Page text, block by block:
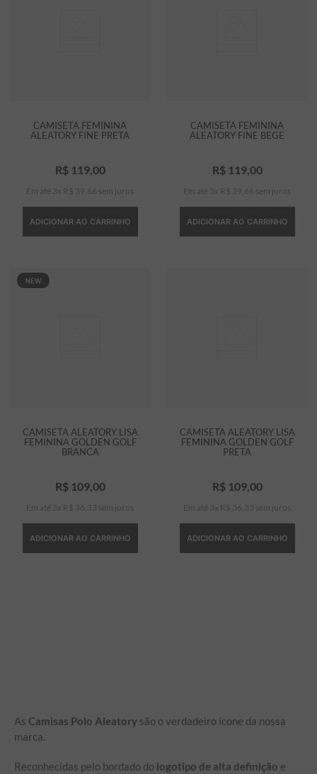
CAMISETA FEMININA
ALEATORY FINE PRETA
R$ 119, 00
Em até 3 x R$ 39 66 sem juros
ADICIONAR AO CARRINHO
CAMISETA FEMININA
ALEATORY FINE BEGE
R$ 119, 00
Em até 3 x R$ 39 66 sem juros
ADICIONAR AO CARRINHO
NEW
CAMISETA ALEATORY LISA
FEMININA GOLDEN GOLF
BRANCA
R$ 109, 00
Em até 3 x R$ 36 33 sem juros
ADICIONAR AO CARRINHO
CAMISETA ALEATORY LISA
FEMININA GOLDEN GOLF
PRETA
R$ 109, 00
Em até 3 x R$ 36 33 sem juros
ADICIONAR AO CARRINHO
As Camisas Polo Aleatory são o verdadeiro ícone da nossa
marca.
Reconhecidas pelo bordado do logotipo de alta definição e